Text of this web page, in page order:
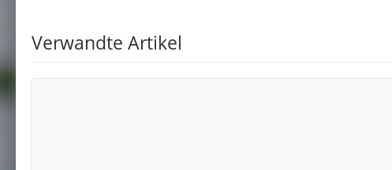
Verwandte Artikel